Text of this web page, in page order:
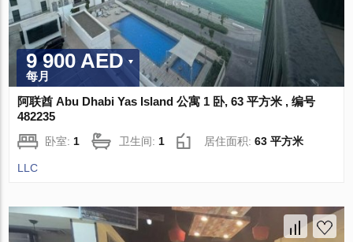
9 900 AED
每月
阿联酋 Abu Dhabi Yas Island 公寓 1 卧, 63 平方米 , 编号
482235
卧室:1 卫生间:1 居住面积:63 平方米
LLC